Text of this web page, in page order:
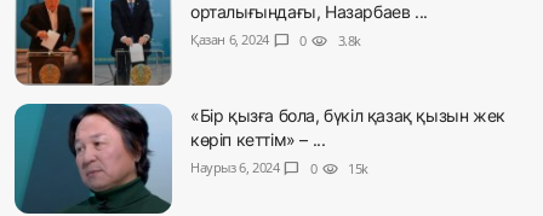
орталығындағы, Назарбаев ...
Қазан 6, 2024 chat_bubble 0 visibility 3.8k
«Бір қызға бола, бүкіл қазақ қызын жек
көріп кеттім» – ...
Наурыз 6, 2024 chat_bubble 0 visibility 15k